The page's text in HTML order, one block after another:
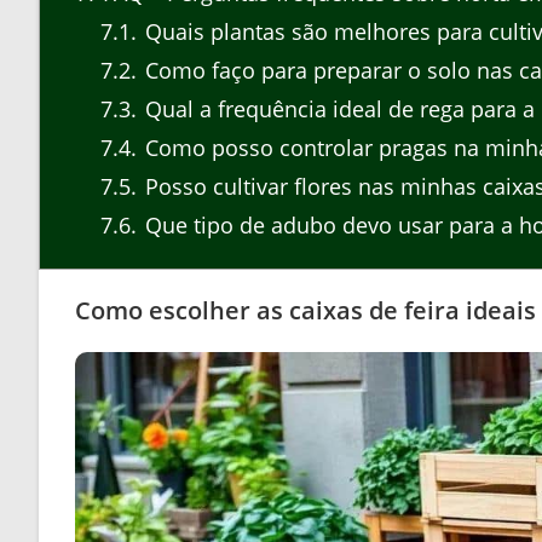
7.1
Quais plantas são melhores para
7.2 Como faço para preparar o solo nas
7.3 Qual a frequência ideal de rega para
7.4 Como posso controlar pragas na
7.5 Posso cultivar flores nas minhas
7.6 Que tipo de adubo devo usar para a
Como escolher as caixas de feira ideais